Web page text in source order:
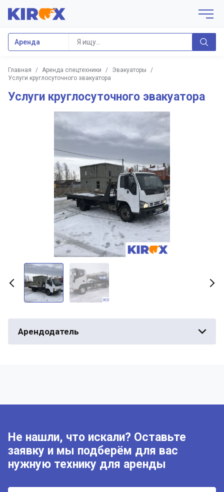
Аренда
Главная / Аренда спецтехники / Эвакуаторы
/
Услуги круглосуточного эвакуатора
Услуги круглосуточного эвакуатора
Арендодатель
Не нашли, что искали? Оставьте
заявку и мы подберём для вас
нужную технику для аренды